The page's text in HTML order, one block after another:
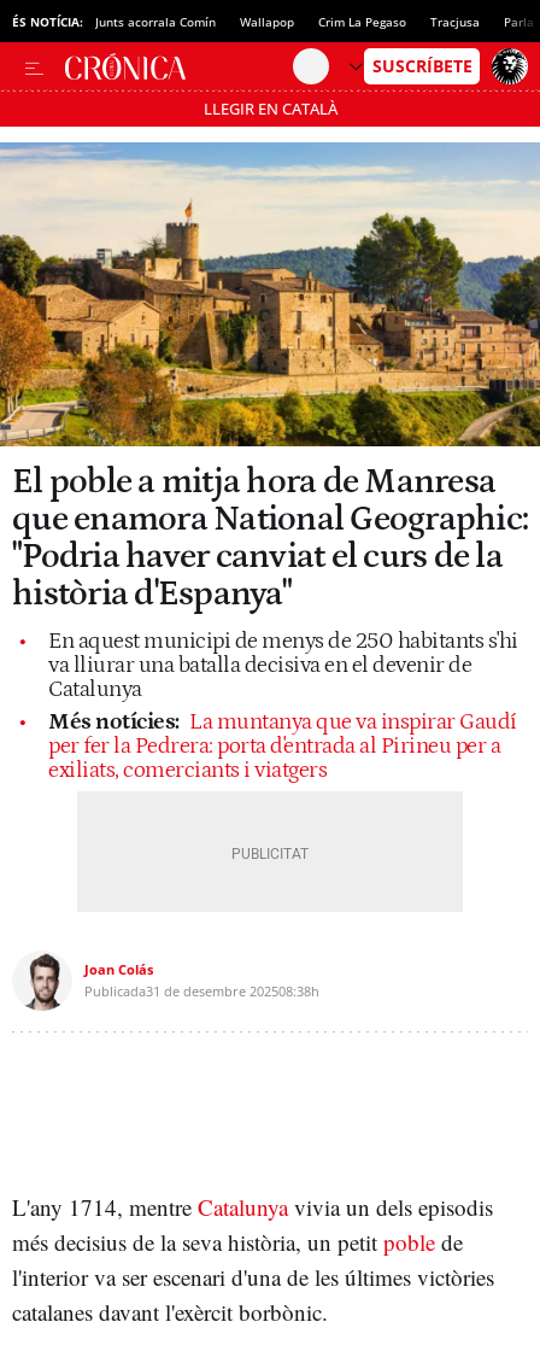
ÉS NOTÍCIA: Junts acorrala Comín Wallapop Crim La Pegaso Tracjusa Parla
LLEGIR EN CATALÀ
Passa’t al mode estalvi
El poble a mitja hora de Manresa
que enamora National Geographic:
"Podria haver canviat el curs de la
història d'Espanya"
En aquest municipi de menys de 250 habitants s'hi
va lliurar una batalla decisiva en el devenir de
Catalunya
Més notícies: La muntanya que va inspirar Gaudí
per fer la Pedrera: porta d'entrada al Pirineu per a
exiliats, comerciants i viatgers
Joan Colás
Publicada31 de desembre 202508:38h
L'any 1714, mentre Catalunyavivia un dels episodis
més decisius de la seva història, un petit poble de
l'interior va ser escenari d'una de les últimes victòries
catalanes davant l'exèrcit borbònic.